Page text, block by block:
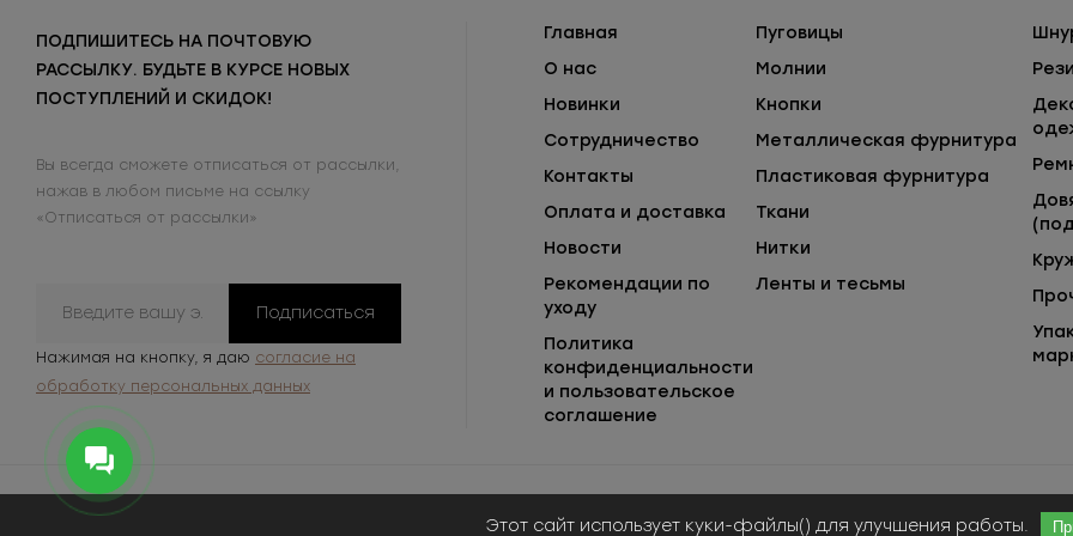
ПОДПИШИТЕСЬ НА ПОЧТОВУЮ
РАССЫЛКУ. БУДЬТЕ В КУРСЕ НОВЫХ
ПОСТУПЛЕНИЙ И СКИДОК!
Вы всегда сможете отписаться от рассылки,
нажав в любом письме на ссылку
«Отписаться от рассылки»
Подписаться
Нажимая на кнопку, я даю согласие на
обработку персональных данных
Главная
О нас
Новинки
Сотрудничество
Контакты
Оплата и доставка
Новости
Рекомендации по
уходу
Политика
конфиденциальности
и пользовательское
соглашение
Пуговицы
Молнии
Кнопки
Металлическая фурнитура
Пластиковая фурнитура
Ткани
Нитки
Ленты и тесьмы
Этот сайт использует куки-файлы() для улучшения работы.